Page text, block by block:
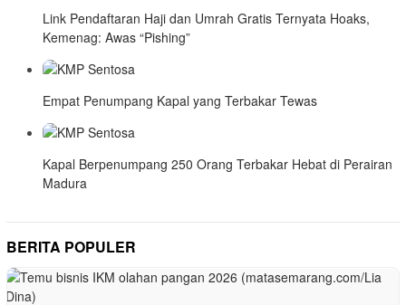
Link Pendaftaran Haji dan Umrah Gratis Ternyata Hoaks,
Kemenag: Awas “Pishing”
Empat Penumpang Kapal yang Terbakar Tewas
Kapal Berpenumpang 250 Orang Terbakar Hebat di Perairan
Madura
BERITA POPULER